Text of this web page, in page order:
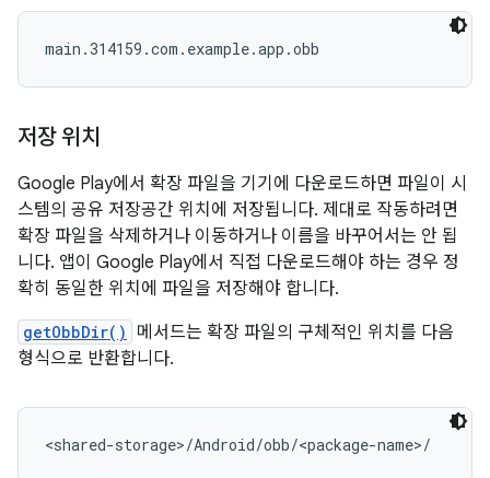
main.314159.com.example.app.obb
저장 위치
Google Play에서 확장 파일을 기기에 다운로드하면 파일이 시
스템의 공유 저장공간 위치에 저장됩니다. 제대로 작동하려면
확장 파일을 삭제하거나 이동하거나 이름을 바꾸어서는 안 됩
니다. 앱이 Google Play에서 직접 다운로드해야 하는 경우 정
확히 동일한 위치에 파일을 저장해야 합니다.
getObbDir()
메서드는 확장 파일의 구체적인 위치를 다음
형식으로 반환합니다.